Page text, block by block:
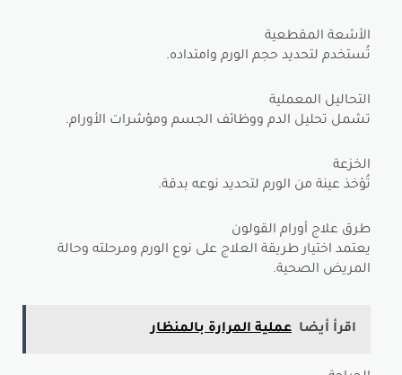
الأشعة المقطعية
تُستخدم لتحديد حجم الورم وامتداده.
التحاليل المعملية
تشمل تحليل الدم ووظائف الجسم ومؤشرات الأورام.
الخزعة
تُؤخذ عينة من الورم لتحديد نوعه بدقة.
طرق علاج أورام القولون
يعتمد اختيار طريقة العلاج على نوع الورم ومرحلته وحالة
المريض الصحية.
اقرأ أيضا عملية المرارة بالمنظار